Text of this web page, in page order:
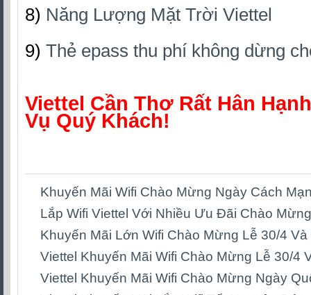
8) Năng Lượng Mặt Trời Viettel
9) Thẻ epass thu phí không dừng
Viettel Cần Thơ Rất Hân
Vụ Quý Khách!
Khuyến Mãi Wifi Chào Mừng Ngày Cách
Lắp Wifi Viettel Với Nhiều Ưu Đãi Chào
Khuyến Mãi Lớn Wifi Chào Mừng Lễ 30/4 Và
Viettel Khuyến Mãi Wifi Chào Mừng Lễ 30/4
Viettel Khuyến Mãi Wifi Chào Mừng Ngày